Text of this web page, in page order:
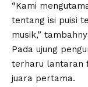
“Kami
tentang isi puisi
musik,”
Pada ujung
terharu lantaran
juara pertama.